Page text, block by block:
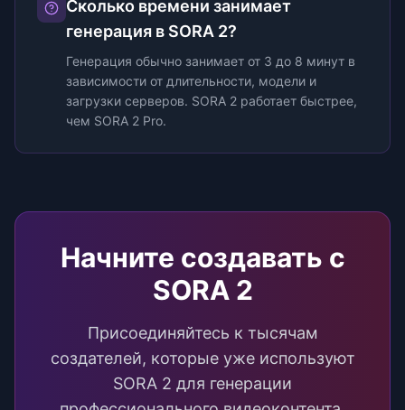
Сколько времени занимает
генерация в SORA 2?
Генерация обычно занимает от 3 до 8 минут в
зависимости от длительности, модели и
загрузки серверов. SORA 2 работает быстрее,
чем SORA 2 Pro.
Начните создавать с
SORA 2
Присоединяйтесь к тысячам
создателей, которые уже используют
SORA 2 для генерации